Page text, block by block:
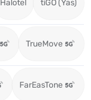
Halotel tiGO (Yas)
TrueMove
FarEasTone